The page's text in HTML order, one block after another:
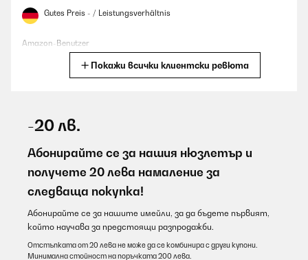
Gutes Preis - / Leistungsverhältnis
Amazon-Benutzer
darf man nicht erwarten das man mit 160 Watt einen großen
Raum heizen kann. Aber in meinem Partyraum ist sie als
Frostschutz verbaut und bringt immerhin 5 Grad mehr
Temperatur in den Raum ohne die Kosten explodieren zu lassen.
Превод
Покажи всички клиентски ревюта
-20 лв.
Абонирайте се за нашия нюзлетър и
получете 20 лева намаление за
следваща покупка!
Абонирайте се за нашите имейли, за да бъдете първият,
който научава за предстоящи разпродажби.
Отстъпката от 20 лева не може да се комбинира с други купони.
Минимална стойност на поръчката 200 лева.